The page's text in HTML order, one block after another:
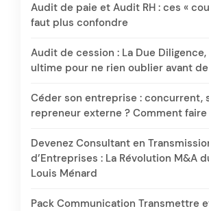
Audit de paie et Audit RH : ces «
faut plus confondre
Audit de cession : La Due
ultime pour ne rien oublier avant
Céder son entreprise : concurrent,
repreneur externe ? Comment
Devenez Consultant en
d’Entreprises : La Révolution M&A
Louis Ménard
Pack Communication Transmettre